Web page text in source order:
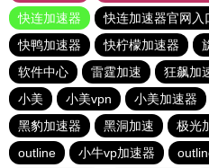
快连加速器
快连加速器官网入
快鸭加速器
快柠檬加速器
软件中心
雷霆加速 狂飙加
小美
小美vpn 小美加速器
黑豹加速器
黑洞加速 极光
outline
小牛vp加速器